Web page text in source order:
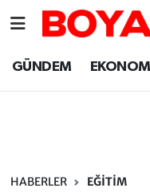
GÜNDEM EKONOMİ
HABERLER EĞİTİM
Sinop Nöbetçi
Sinop Trafik